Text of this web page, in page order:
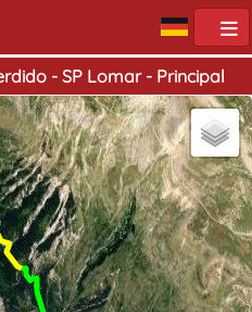
- SP Lomar - Principal